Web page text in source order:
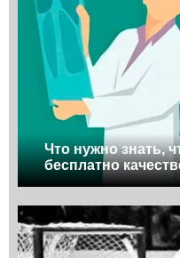
Что нужно знать,
бесплатно